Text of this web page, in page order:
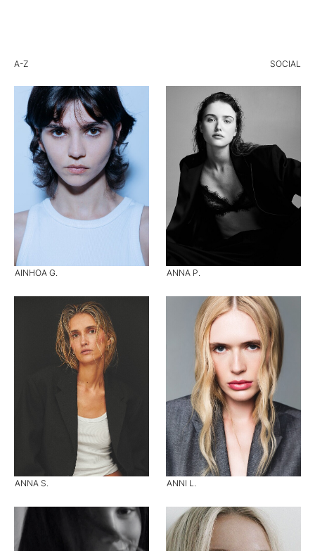
A-Z SOCIAL
AINHOA G. ANNA P.
ANNA S. ANNI L.